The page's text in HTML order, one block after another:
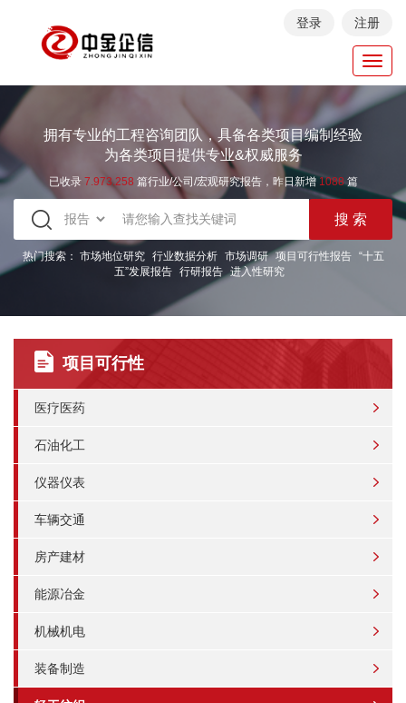
登录 注册
拥有专业的工程咨询团队，具备各类项目编制经验
为各类项目提供专业&权威服务
已收录 7.973.258 篇行业/公司/宏观研究报告，昨日新增 1088篇
热门搜索： 市场地位研究 行业数据分析 市场调研 项目可行性报告
“十五
五”发展报告 行研报告 进入性研究
项目可行性
医疗医药
石油化工
仪器仪表
车辆交通
房产建材
能源冶金
机械机电
装备制造